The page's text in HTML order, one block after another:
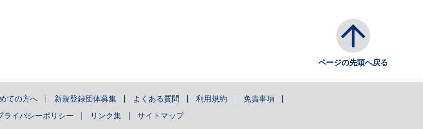
ページの先頭へ戻る
ての方へ 新規登録団体募集 よくある質問 利用規約 免責事項
ライバシーポリシー リンク集 サイトマップ